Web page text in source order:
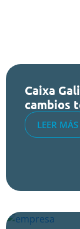
Caixa
cambios
LEER MÁS